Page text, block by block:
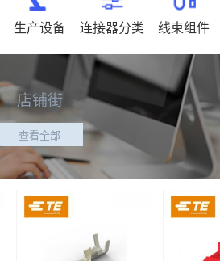
生产设备 连接器分类 线束组件
店铺街
查看全部